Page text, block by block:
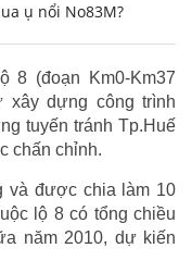
ụ nổi No83M?
8 (đoạn Km0-Km37
xây dựng công trình
tuyến tránh Tp.Huế
chấn chỉnh.
và được chia làm 10
lộ 8 có tổng chiều
năm 2010, dự kiến